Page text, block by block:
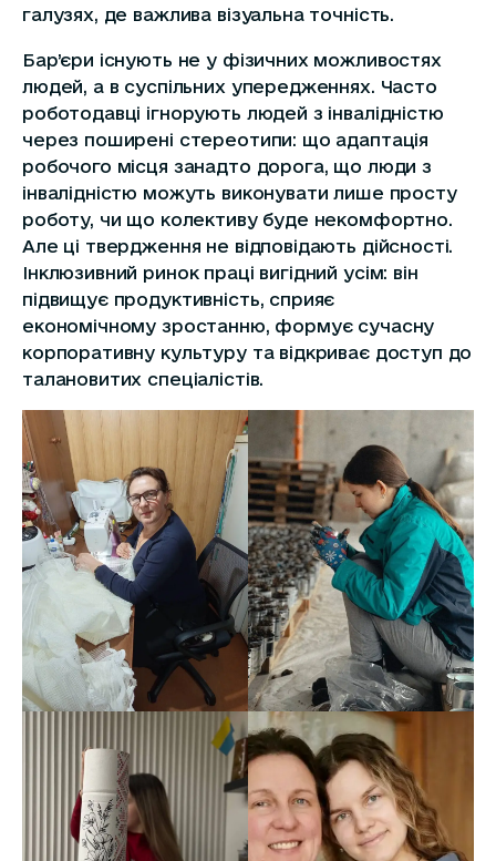
галузях, де важлива візуальна точність.
Бар’єри існують не у фізичних можливостях
людей, а в суспільних упередженнях. Часто
роботодавці ігнорують людей з інвалідністю
через поширені стереотипи: що адаптація
робочого місця занадто дорога, що люди з
інвалідністю можуть виконувати лише просту
роботу, чи що колективу буде некомфортно.
Але ці твердження не відповідають дійсності.
Інклюзивний ринок праці вигідний усім: він
підвищує продуктивність, сприяє
економічному зростанню, формує сучасну
корпоративну культуру та відкриває доступ до
талановитих спеціалістів.